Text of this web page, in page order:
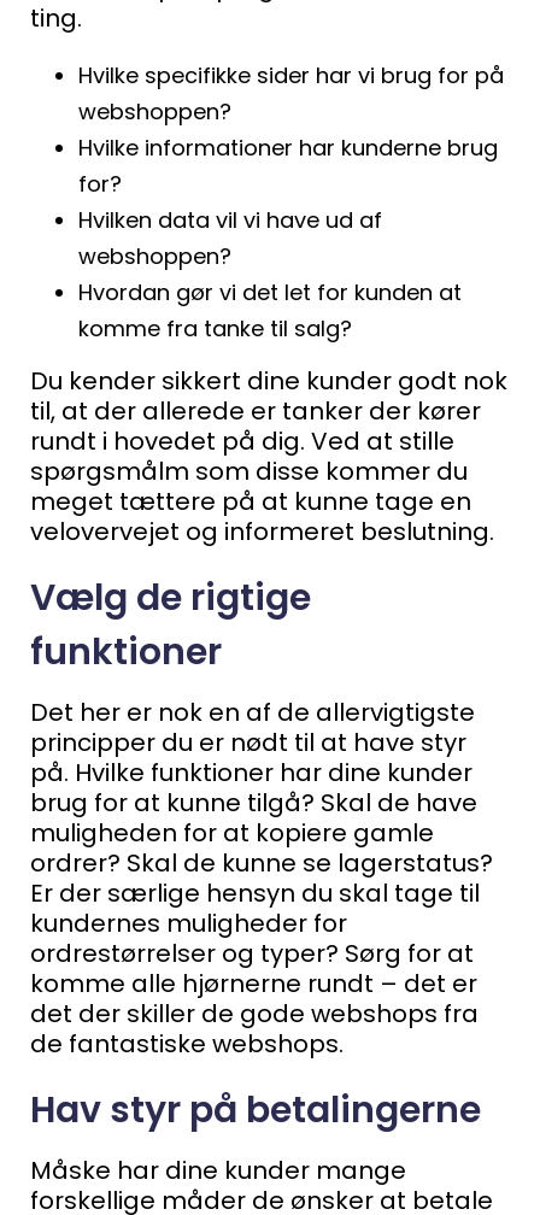
ting.
Hvilke specifikke sider har vi brug for på
webshoppen?
Hvilke informationer har kunderne brug
for?
Hvilken data vil vi have ud af
webshoppen?
Hvordan gør vi det let for kunden at
komme fra tanke til salg?
Du kender sikkert dine kunder godt nok
til, at der allerede er tanker der kører
rundt i hovedet på dig. Ved at stille
spørgsmålm som disse kommer du
meget tættere på at kunne tage en
velovervejet og informeret beslutning.
Vælg de rigtige
funktioner
Det her er nok en af de allervigtigste
principper du er nødt til at have styr
på. Hvilke funktioner har dine kunder
brug for at kunne tilgå? Skal de have
muligheden for at kopiere gamle
ordrer? Skal de kunne se lagerstatus?
Er der særlige hensyn du skal tage til
kundernes muligheder for
ordrestørrelser og typer? Sørg for at
komme alle hjørnerne rundt – det er
det der skiller de gode webshops fra
de fantastiske webshops.
Hav styr på betalingerne
Måske har dine kunder mange
forskellige måder de ønsker at betale